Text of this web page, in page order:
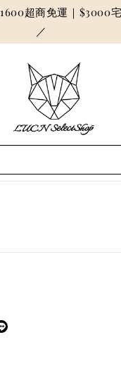
超商免運｜$3000
／